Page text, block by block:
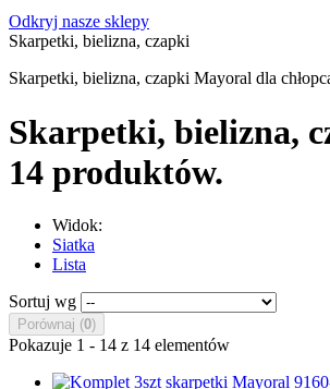
Odkryj nasze sklepy
Skarpetki, bielizna, czapki
Skarpetki, bielizna, czapki Mayoral dla
Skarpetki, bielizna,
14 produktów.
Widok:
Siatka
Lista
Sortuj wg
Porównaj (0)
Pokazuje 1 - 14 z 14 elementów